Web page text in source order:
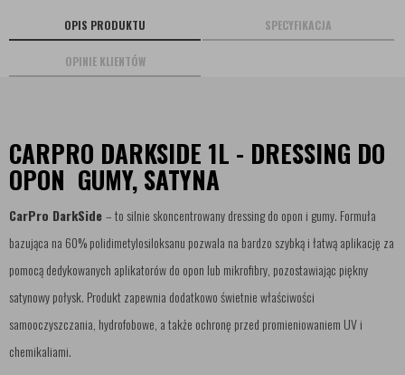
OPIS PRODUKTU SPECYFIKACJA
OPINIE KLIENTÓW
CARPRO DARKSIDE 1L - DRESSING DO
OPON GUMY, SATYNA
CarPro DarkSide– to silnie skoncentrowany dressing do opon i gumy. Formuła
bazująca na 60% polidimetylosiloksanu pozwala na bardzo szybką i łatwą aplikację za
pomocą dedykowanych aplikatorów do opon lub mikrofibry, pozostawiając piękny
satynowy połysk. Produkt zapewnia dodatkowo świetnie właściwości
samooczyszczania, hydrofobowe, a także ochronę przed promieniowaniem UV i
chemikaliami.